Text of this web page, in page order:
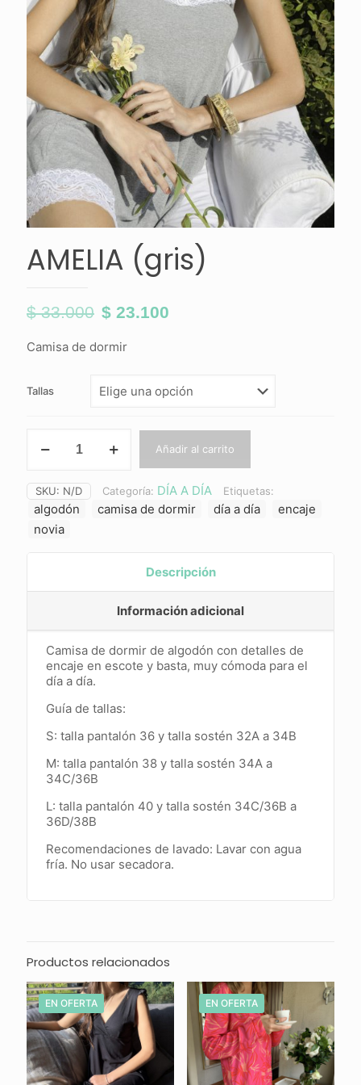
AMELIA (gris)
$33.000 El
era:
$ 23.100
es:
Camisa de dormir
Tallas
(gris)
Añadir al carrito
SKU: N/D Categoría: DÍA A DÍA Etiquetas:
algodón camisa de dormir día a día
encaje
novia
Descripción
Información adicional
Camisa de dormir de algodón con detalles de
encaje en escote y basta, muy cómoda para el
día a día.
Guía de tallas:
S: talla pantalón 36 y talla sostén 32A a 34B
M: talla pantalón 38 y talla sostén 34A a
34C/36B
L: talla pantalón 40 y talla sostén 34C/36B a
36D/38B
Recomendaciones de lavado: Lavar con agua
fría. No usar secadora.
Productos relacionados
EN OFERTA EN OFERTA